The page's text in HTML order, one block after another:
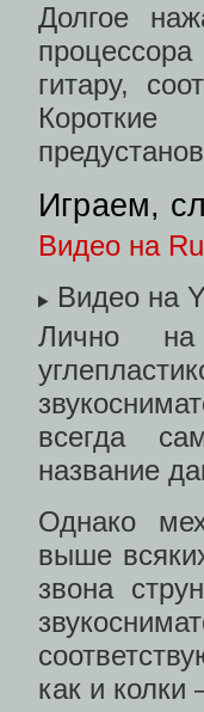
Долгое
гитару,
Играем,
Видео на
Видео на
Лично на
всегда
название
Однако
выше
звона
как и